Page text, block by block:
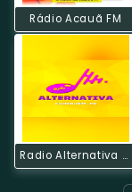
Rádio Acauã FM
Radio Alternativa Gurinhem